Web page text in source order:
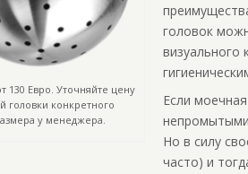
130 Евро. Уточняйте цену
конкретного
у менеджера.
головок
Если
Но в силу
часто) и